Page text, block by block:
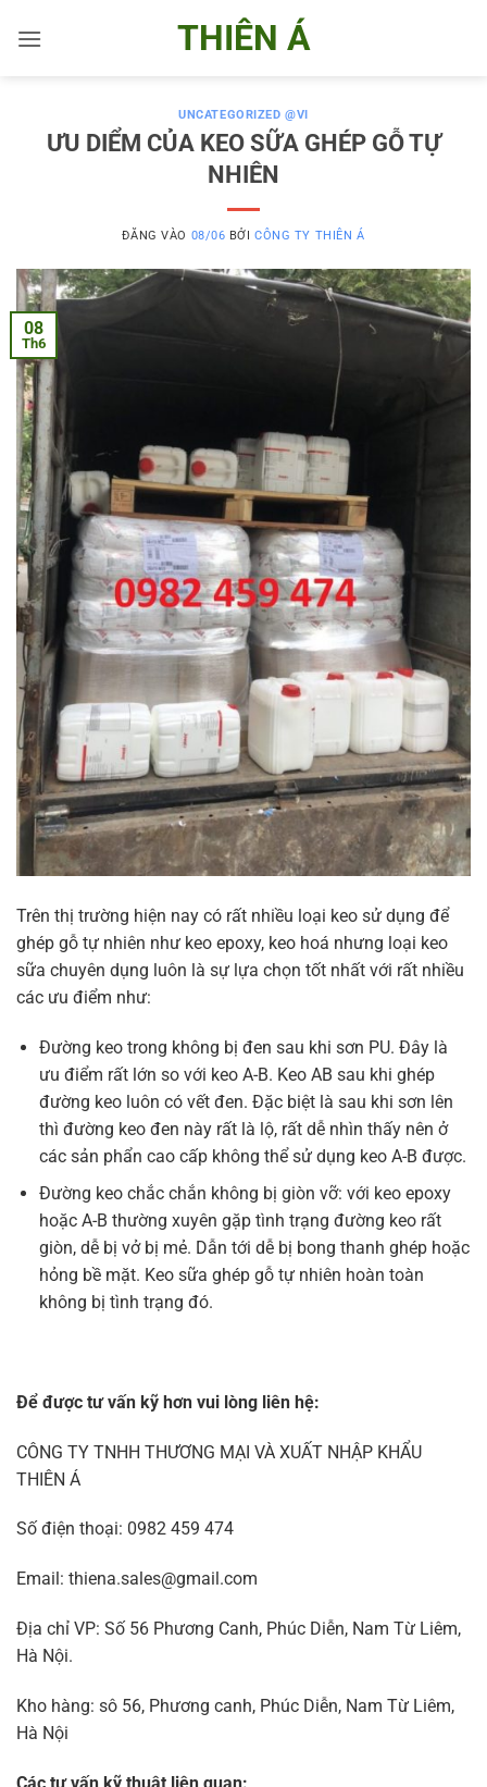
qua
THIÊN Á
UNCATEGORIZED @VI
ƯU DIỂM CỦA KEO SỮA GHÉP GỖ TỰ
NHIÊN
ĐĂNG VÀO 08/06 BỞICÔNG TY THIÊN Á
08
Th6
Trên thị trường hiện nay có rất nhiều loại keo sử dụng để
ghép gỗ tự nhiên như keo epoxy, keo hoá nhưng loại keo
sữa chuyên dụng luôn là sự lựa chọn tốt nhất với rất nhiều
các ưu điểm như:
Đường keo trong không bị đen sau khi sơn PU. Đây là
ưu điểm rất lớn so với keo A-B. Keo AB sau khi ghép
đường keo luôn có vết đen. Đặc biệt là sau khi sơn lên
thì đường keo đen này rất là lộ, rất dễ nhìn thấy nên ở
các sản phẩn cao cấp không thể sử dụng keo A-B được.
Đường keo chắc chắn không bị giòn vỡ: với keo epoxy
hoặc A-B thường xuyên gặp tình trạng đường keo rất
giòn, dễ bị vở bị mẻ. Dẫn tới dễ bị bong thanh ghép hoặc
hỏng bề mặt. Keo sữa ghép gỗ tự nhiên hoàn toàn
không bị tình trạng đó.
Để được tư vấn kỹ hơn vui lòng liên hệ:
CÔNG TY TNHH THƯƠNG MẠI VÀ XUẤT NHẬP KHẨU
THIÊN Á
Số điện thoại: 0982 459 474
Email: thiena.sales@gmail.com
Địa chỉ VP: Số 56 Phương Canh, Phúc Diễn, Nam Từ Liêm,
Hà Nội.
Kho hàng: sô 56, Phương canh, Phúc Diễn, Nam Từ Liêm,
Hà Nội
Các tư vấn kỹ thuật liên quan: